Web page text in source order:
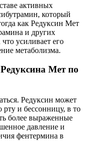
активных
который
как Редуксин Мет
и других
усиливает его
метаболизма.
Мет по
Редуксин может
рту и бессонницу, в то
более выраженные
давление и
фентермина в